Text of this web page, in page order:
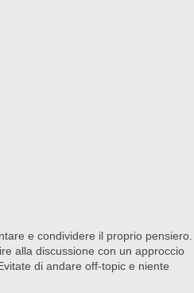
e condividere il proprio pensiero.
alla discussione con un approccio
di andare off-topic e niente